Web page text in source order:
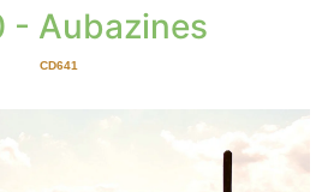
- Aubazines
CD641